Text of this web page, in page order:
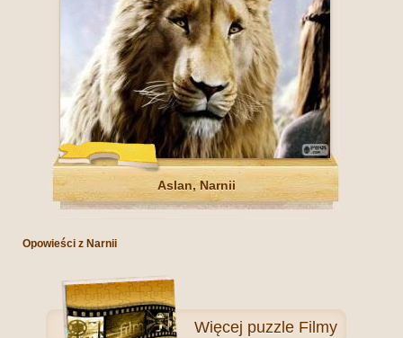
Aslan, Narnii
Opowieści z Narnii
Więcej puzzle Filmy